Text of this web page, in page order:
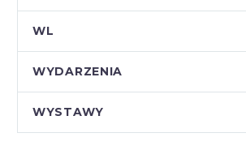
WL
WYDARZENIA
WYSTAWY